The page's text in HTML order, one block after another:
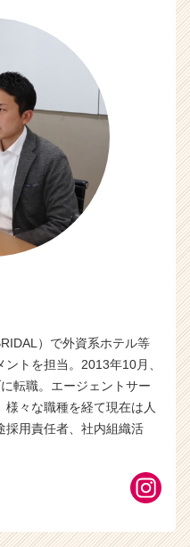
）で外資系ホテル等
トを担当。2013年10月、
転職。エージェントサー
様々な職種を経て現在は人
採用責任者、社内組織活